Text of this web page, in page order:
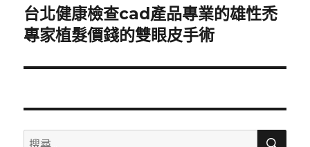
下
一
文
台北健康檢查cad產品專業的雄性禿
專家植髮價錢的雙眼皮手術
搜
搜